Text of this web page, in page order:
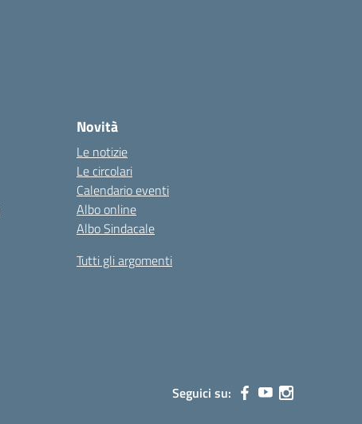
Novità
Le notizie
Le circolari
Calendario eventi
Albo online
Albo Sindacale
Tutti gli argomenti
Seguici su: